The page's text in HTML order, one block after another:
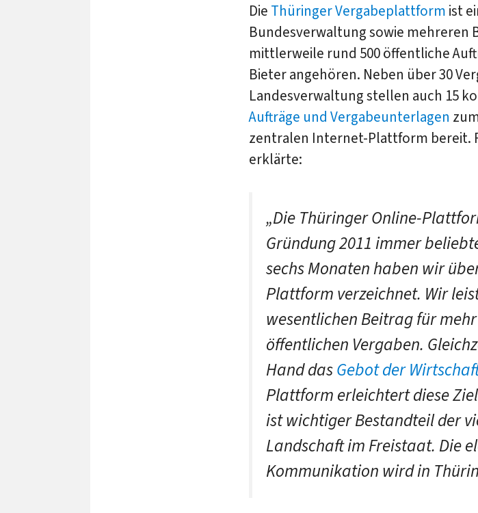
Die Thüringer Vergabeplattform ist
Bundesverwaltung sowie mehreren
mittlerweile rund 500 öffentliche
Bieter angehören. Neben über 30
Landesverwaltung stellen auch 15
Aufträge und Vergabeunterlagen
zentralen Internet-Plattform bereit.
erklärte:
„Die Thüringer Online-
Gründung 2011 immer
sechs Monaten haben wir
Plattform verzeichnet. Wir
wesentlichen Beitrag für
öffentlichen Vergaben.
Hand dasGebot der
Plattform erleichtert diese
ist wichtiger Bestandteil der
Landschaft im Freistaat. Die
Kommunikation wird in